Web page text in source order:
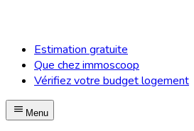
Estimation gratuite
Que chez immoscoop
Vérifiez votre budget logement
Menu